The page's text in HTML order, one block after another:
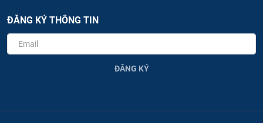
ĐĂNG KÝ THÔNG TIN
ĐĂNG KÝ